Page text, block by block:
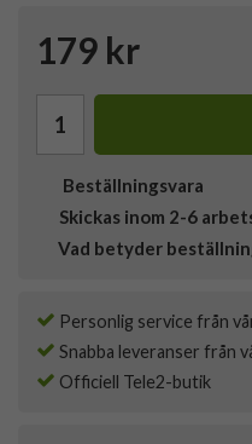
179 kr
Beställningsvara
Skickas inom 2-6
Vad betyder
Personlig service från
Snabba leveranser från
Officiell Tele2-butik